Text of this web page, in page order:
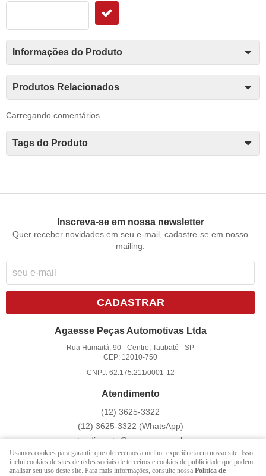
Informações do Produto
Produtos Relacionados
Carregando comentários ...
Tags do Produto
Inscreva-se em nossa newsletter
Quer receber novidades em seu e-mail, cadastre-se em nosso
mailing.
CADASTRAR
Agaesse Peças Automotivas Ltda
Rua Humaitá, 90 -Centro, Taubaté -SP
CEP: 12010-750
CNPJ: 62.175.211/0001-12
Atendimento
(12) 3625-3322
(12) 3625-3322 (WhatsApp)
atendimento@agaesse.com.br
LOJA VIRTUAL CRIADA POR
Usamos cookies para garantir que oferecemos a melhor experiência em nosso site. Isso
inclui cookies de sites de redes sociais de terceiros e cookies de publicidade que podem
analisar seu uso deste site. Para mais informações, consulte nossa Política de